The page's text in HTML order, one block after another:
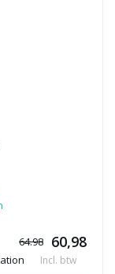
64.98 60,98
Incl. btw